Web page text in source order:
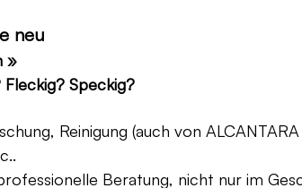
neu
»
Speckig?
Reinigung (auch von
Beratung, nicht nur im